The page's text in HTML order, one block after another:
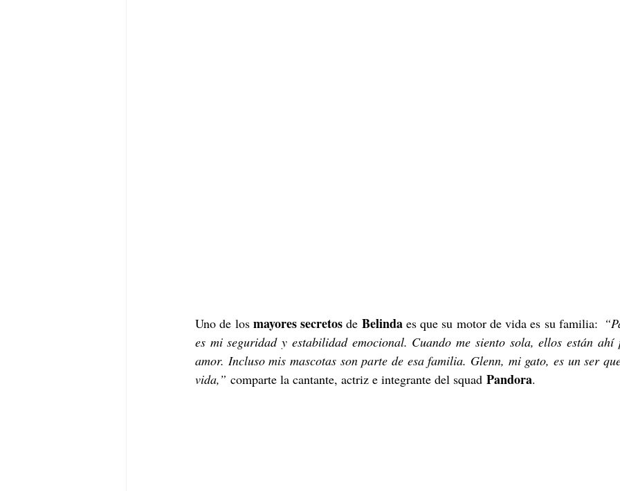
Uno de los mayores secretos de Belinda es que su motor de vida es su familia:
es mi seguridad y estabilidad emocional. Cuando me siento sola, ellos están ahí
amor. Incluso mis mascotas son parte de esa familia. Glenn, mi gato, es un ser
vida,” comparte la cantante, actriz e integrante del squad Pandora.